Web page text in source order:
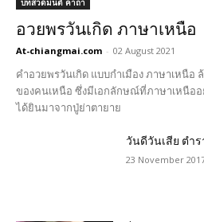
อวยพรวันเกิด ภาษาเหนือ
At-chiangmai.com - 02 August 2021
คำอวยพรวันเกิด แบบกำเมือง ภาษาเหนือ
ของคนเหนือ ซึ่งมีเอกลักษณ์ที่ภาษาเหนืออ
ได้ยินมาจากปู่ย่าตายาย
วันดีวันเสีย ตำ
23 November